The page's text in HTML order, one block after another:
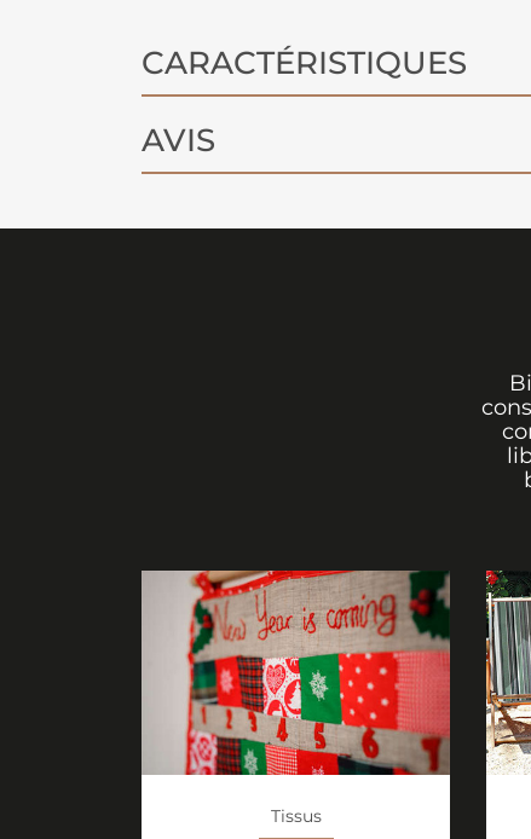
CARACTÉRISTIQUES
AVIS
Tissus